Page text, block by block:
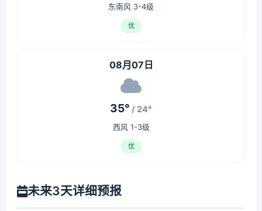
东南风 3-4级
优
08月07日
35° / 24°
西风 1-3级
优
未来3天详细预报